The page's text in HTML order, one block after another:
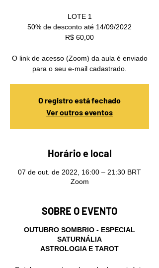
LOTE 1
50% de desconto até 14/09/2022
R$ 60,00
O link de acesso (Zoom) da aula é enviado
para o seu e-mail cadastrado.
O registro está fechado
Ver outros eventos
Horário e local
07 de out. de 2022, 16:00 – 21:30 BRT
Zoom
SOBRE O EVENTO
OUTUBRO SOMBRIO - ESPECIAL
SATURNÁLIA
ASTROLOGIA E TAROT